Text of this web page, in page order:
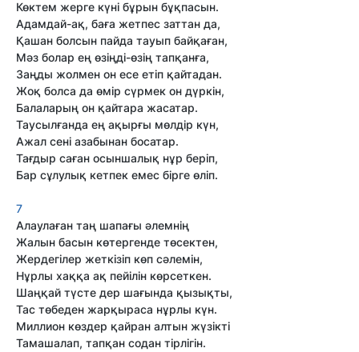
Көктем жерге күні бұрын бұқпасын.
Адамдай-ақ, баға жетпес заттан да,
Қашан болсын пайда тауып байқаған,
Мәз болар ең өзіңді-өзің тапқанға,
Заңды жолмен он есе етіп қайтадан.
Жоқ болса да өмір сүрмек он дүркін,
Балаларың он қайтара жасатар.
Таусылғанда ең ақырғы мөлдір күн,
Ажал сені азабынан босатар.
Тағдыр саған осыншалық нұр беріп,
Бар сұлулық кетпек емес бірге өліп.
7
Алаулаған таң шапағы әлемнің
Жалын басын көтергенде төсектен,
Жердегілер жеткізіп көп сәлемін,
Нұрлы хаққа ақ пейілін көрсеткен.
Шаңқай түсте дер шағында қызықты,
Тас төбеден жарқыраса нұрлы күн.
Миллион көздер қайран алтын жүзікті
Тамашалап, тапқан содан тірлігін.